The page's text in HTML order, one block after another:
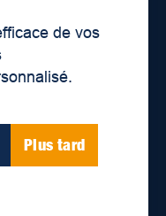
de vos
Plus tard